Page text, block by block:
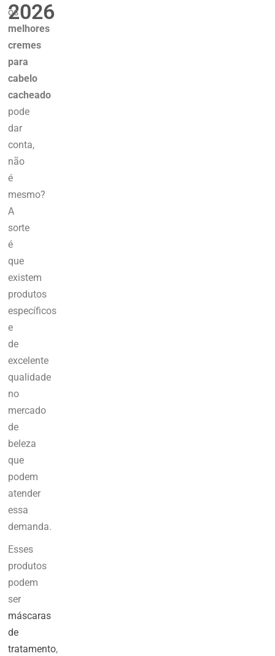
2026
os
melhores
cremes
para
cabelo
cacheado
pode
dar
conta,
não
é
mesmo?
A
sorte
é
que
existem
produtos
específicos
e
de
excelente
qualidade
no
mercado
de
beleza
que
podem
atender
essa
demanda.
Esses
produtos
podem
ser
máscaras
de
tratamento,